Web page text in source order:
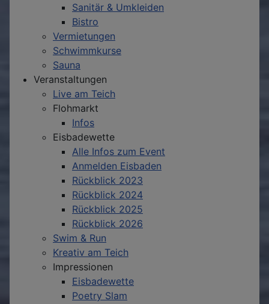
Sanitär & Umkleiden
Bistro
Vermietungen
Schwimmkurse
Sauna
Veranstaltungen
Live am Teich
Flohmarkt
Infos
Eisbadewette
Alle Infos zum Event
Anmelden Eisbaden
Rückblick 2023
Rückblick 2024
Rückblick 2025
Rückblick 2026
Swim & Run
Kreativ am Teich
Impressionen
Eisbadewette
Poetry Slam